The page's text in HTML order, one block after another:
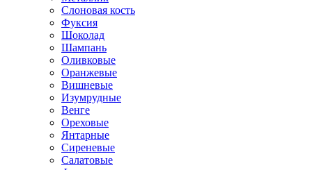
Слоновая кость
Фуксия
Шоколад
Шампань
Оливковые
Оранжевые
Вишневые
Изумрудные
Венге
Ореховые
Янтарные
Сиреневые
Салатовые